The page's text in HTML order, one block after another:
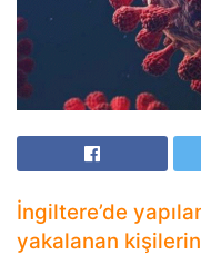
İngiltere’de
yakalanan